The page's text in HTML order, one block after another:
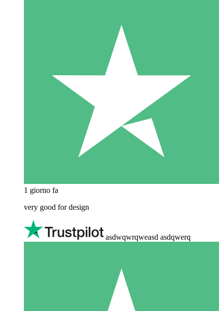
1 giorno fa
very good for design
asdwqwrqweasd asdqwerq